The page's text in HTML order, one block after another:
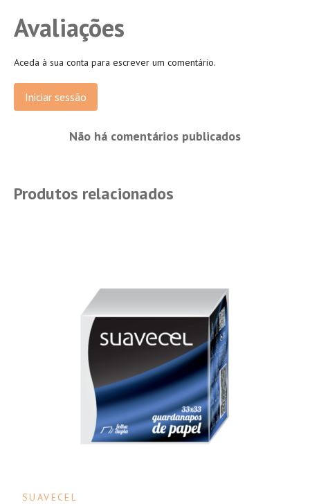
Avaliações
Aceda à sua conta para escrever um comentário.
Iniciar sessão
Não há comentários publicados
Produtos relacionados
SUAVECEL